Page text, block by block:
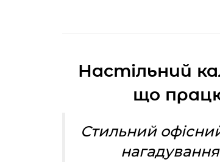
Настільний
що
Стильний